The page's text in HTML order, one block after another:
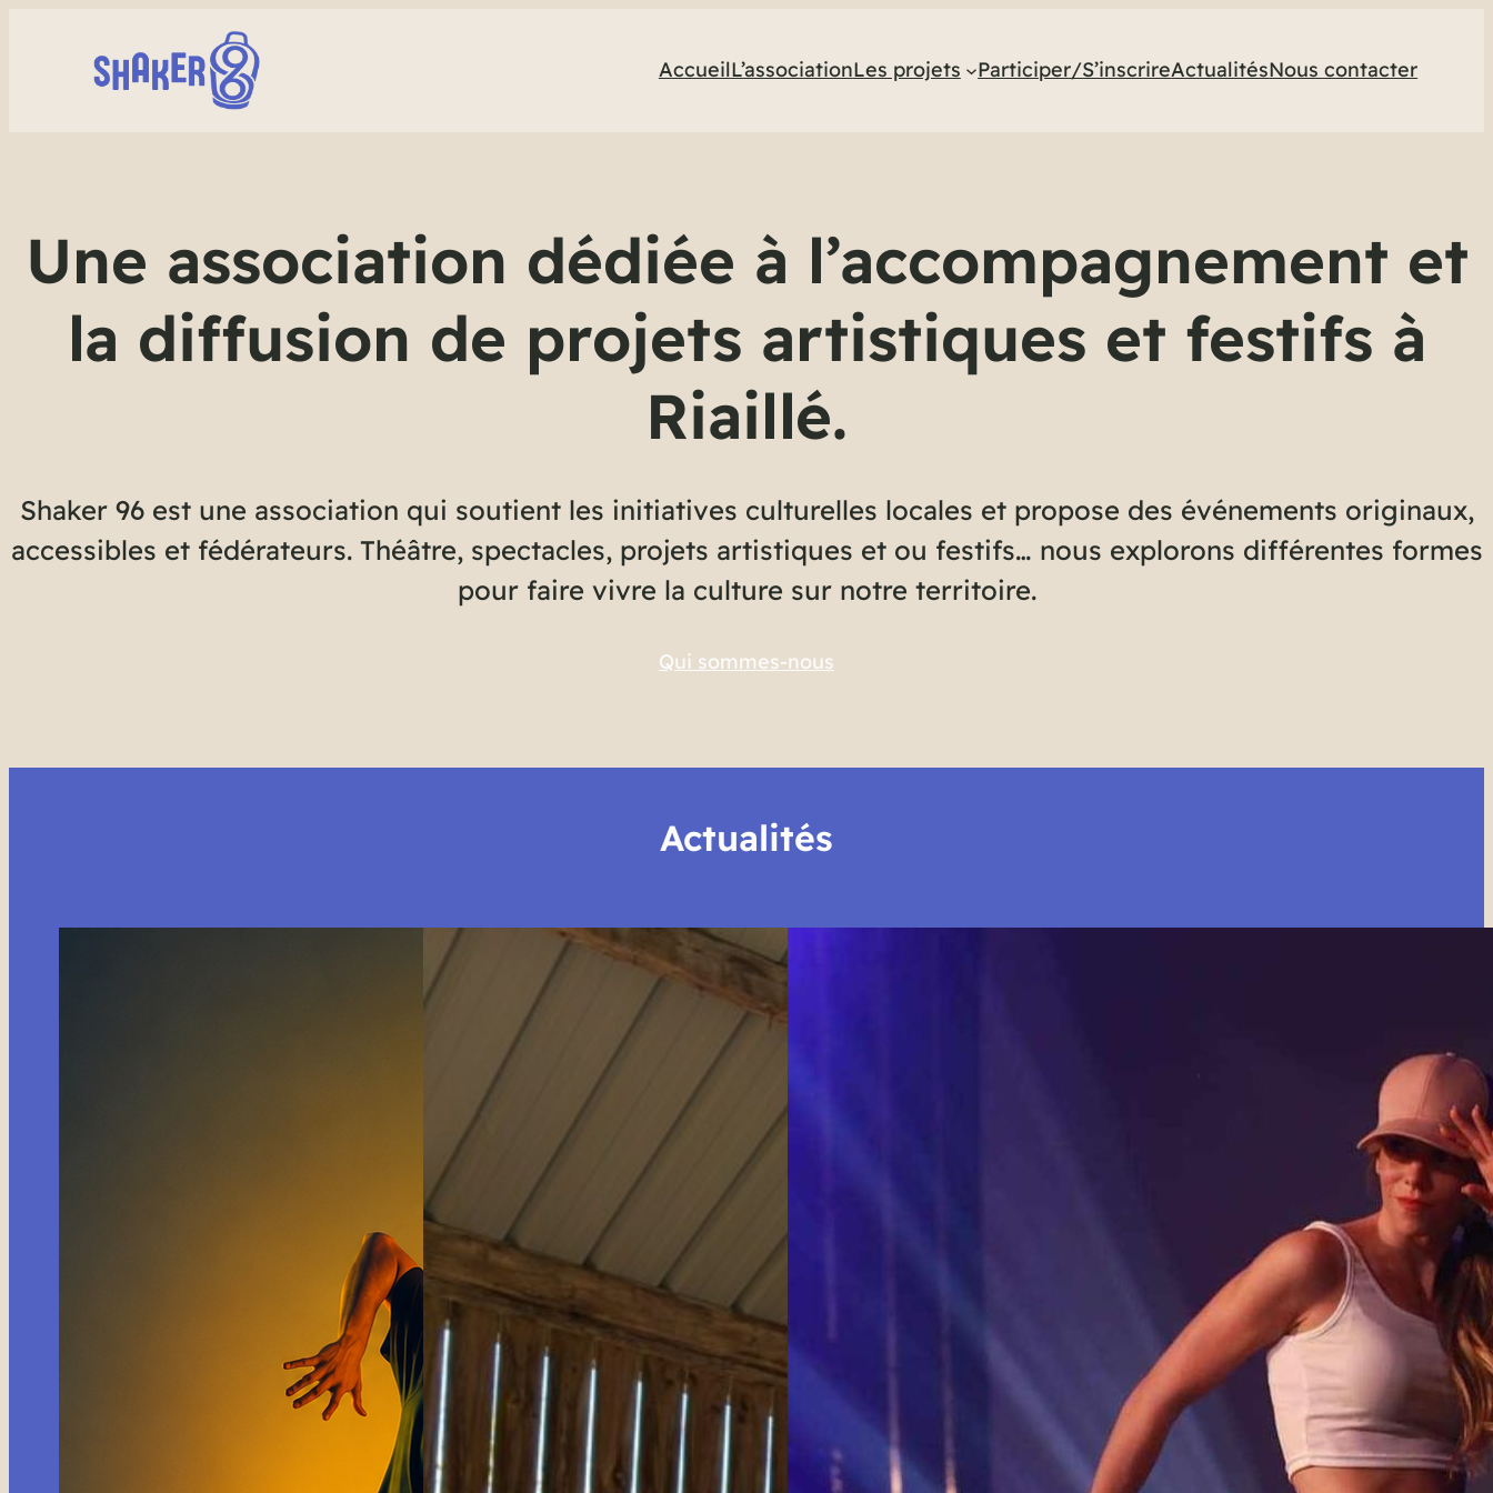
AccueilL’associationLes projets Participer/S’inscrireActualitésNous contacter
Une association dédiée à l’accompagnement et
la diffusion de projets artistiques et festifs à
Riaillé.
Shaker 96 est une association qui soutient les initiatives culturelles locales et propose des événements originaux,
accessibles et fédérateurs. Théâtre, spectacles, projets artistiques et ou festifs… nous explorons différentes formes
pour faire vivre la culture sur notre territoire.
Qui sommes-nous
Actualités